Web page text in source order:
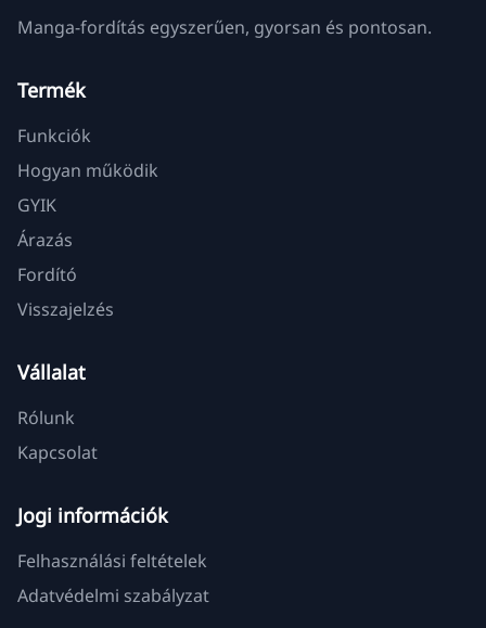
Manga-fordítás egyszerűen, gyorsan és pontosan.
Termék
Funkciók
Hogyan működik
GYIK
Árazás
Fordító
Visszajelzés
Vállalat
Rólunk
Kapcsolat
Jogi információk
Felhasználási feltételek
Adatvédelmi szabályzat